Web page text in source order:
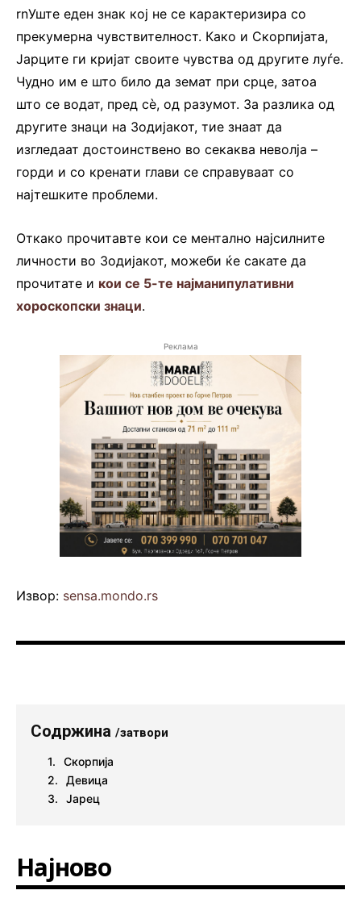
rnУште еден знак кој не се карактеризира со
прекумерна чувствителност. Како и Скорпијата,
Јарците ги кријат своите чувства од другите луѓе.
Чудно им е што било да земат при срце, затоа
што се водат, пред сè, од разумот. За разлика од
другите знаци на Зодијакот, тие знаат да
изгледаат достоинствено во секаква неволја –
горди и со кренати глави се справуваат со
најтешките проблеми.
Откако прочитавте кои се ментално најсилните
личности во Зодијакот, можеби ќе сакате да
прочитате и кои се 5-те најманипулативни
хороскопски знаци.
Реклама
Извор: sensa.mondo.rs
Содржина /затвори
Скорпија
Девица
Јарец
Најново